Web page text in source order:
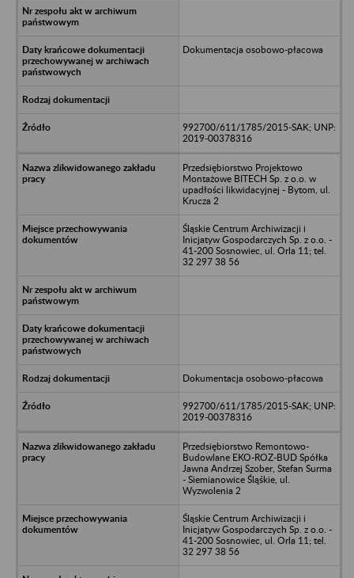
Dokumentacja osobowo-płacowa
992700/611/1785/2015-SAK; UNP:
2019-00378316
Przedsiębiorstwo Projektowo
Montażowe BITECH Sp. z o.o. w
upadłości likwidacyjnej - Bytom, ul.
Krucza 2
Śląskie Centrum Archiwizacji i
Inicjatyw Gospodarczych Sp. z o.o. -
41-200 Sosnowiec, ul. Orla 11; tel.
32 297 38 56
Dokumentacja osobowo-płacowa
992700/611/1785/2015-SAK; UNP:
2019-00378316
Przedsiębiorstwo Remontowo-
Budowlane EKO-ROZ-BUD Spółka
Jawna Andrzej Szober, Stefan Surma
- Siemianowice Śląśkie, ul.
Wyzwolenia 2
Śląskie Centrum Archiwizacji i
Inicjatyw Gospodarczych Sp. z o.o. -
41-200 Sosnowiec, ul. Orla 11; tel.
32 297 38 56